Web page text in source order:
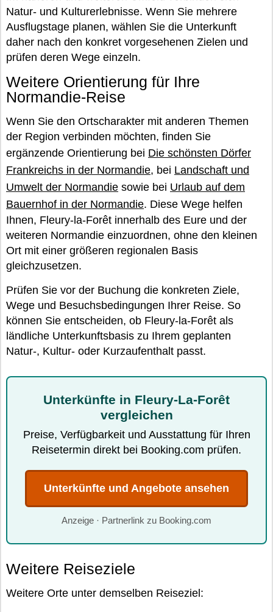
Natur- und Kulturerlebnisse. Wenn Sie mehrere
Ausflugstage planen, wählen Sie die Unterkunft
daher nach den konkret vorgesehenen Zielen und
prüfen deren Wege einzeln.
Weitere Orientierung für Ihre
Normandie-Reise
Wenn Sie den Ortscharakter mit anderen Themen
der Region verbinden möchten, finden Sie
ergänzende Orientierung bei Die schönsten Dörfer
Frankreichs in der Normandie, bei Landschaft und
Umwelt der Normandie sowie bei Urlaub auf dem
Bauernhof in der Normandie. Diese Wege helfen
Ihnen, Fleury-la-Forêt innerhalb des Eure und der
weiteren Normandie einzuordnen, ohne den kleinen
Ort mit einer größeren regionalen Basis
gleichzusetzen.
Prüfen Sie vor der Buchung die konkreten Ziele,
Wege und Besuchsbedingungen Ihrer Reise. So
können Sie entscheiden, ob Fleury-la-Forêt als
ländliche Unterkunftsbasis zu Ihrem geplanten
Natur-, Kultur- oder Kurzaufenthalt passt.
Unterkünfte in Fleury-La-Forêt
vergleichen
Preise, Verfügbarkeit und Ausstattung für Ihren
Reisetermin direkt bei Booking.com prüfen.
Unterkünfte und Angebote ansehen
Anzeige · Partnerlink zu Booking.com
Weitere Reiseziele
Weitere Orte unter demselben Reiseziel: